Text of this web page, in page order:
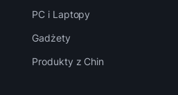
PC i Laptopy
Gadżety
Produkty z Chin